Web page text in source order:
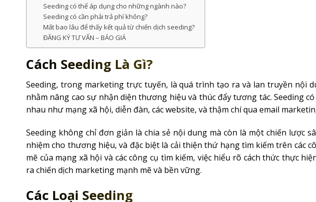
Seeding có thể áp dụng cho những ngành nào?
Seeding có cần phải trả phí không?
Mất bao lâu để thấy kết quả từ chiến dịch seeding?
ĐĂNG KÝ TƯ VẤN – BÁO GIÁ
Cách Seeding Là Gì?
Seeding, trong marketing trực tuyến, là quá trình tạo ra và lan truyền nội
nhằm nâng cao sự nhận diện thương hiệu và thúc đẩy tương tác. Seeding
nhau như mạng xã hội, diễn đàn, các website, và thậm chí qua email
Seeding không chỉ đơn giản là chia sẻ nội dung mà còn là một chiến lược
nhiệm cho thương hiệu, và đặc biệt là cải thiện thứ hạng tìm kiếm trên các
mẽ của mạng xã hội và các công cụ tìm kiếm, việc hiểu rõ cách thức thực
ra chiến dịch marketing mạnh mẽ và bền vững.
Các Loại Seeding